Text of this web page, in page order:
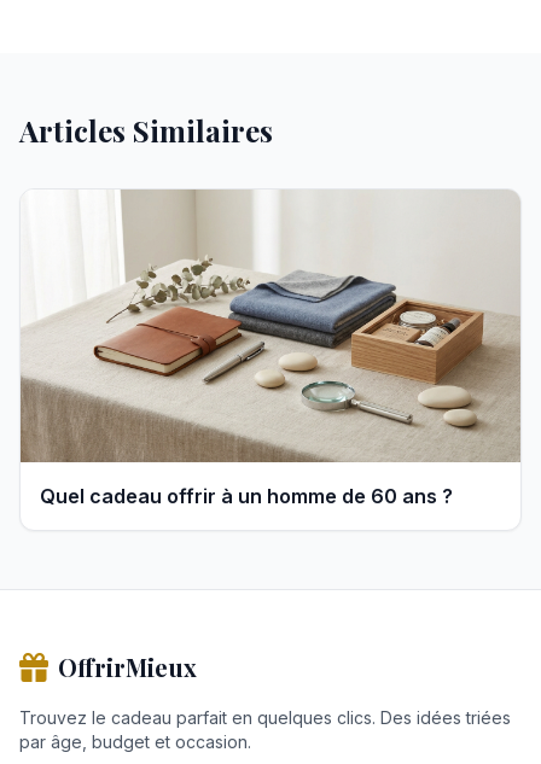
Articles Similaires
Quel cadeau offrir à un homme de 60 ans ?
OffrirMieux
Trouvez le cadeau parfait en quelques clics. Des idées triées
par âge, budget et occasion.